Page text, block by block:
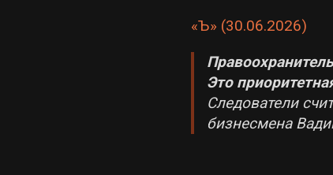
«Ъ» (30.06.2026)
Это
Следователи
бизнесмена